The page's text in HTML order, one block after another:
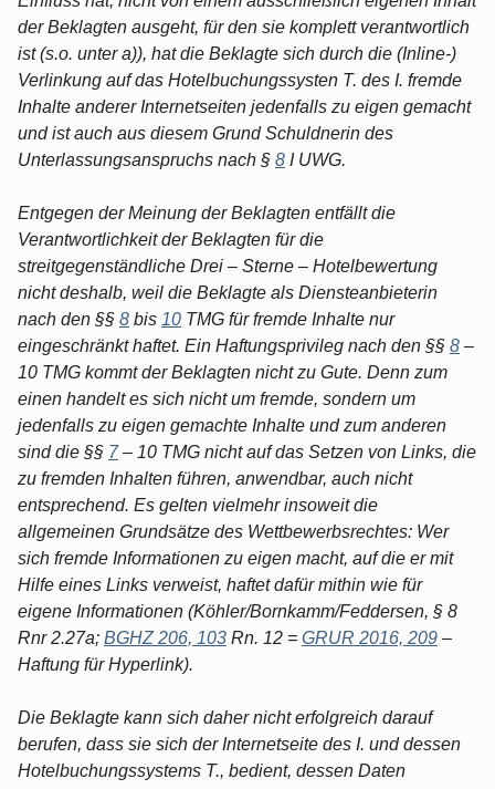
der Beklagten ausgeht, für den sie komplett verantwortlich
ist (s.o. unter a)), hat die Beklagte sich durch die (Inline-)
Verlinkung auf das Hotelbuchungssysten T. des I. fremde
Inhalte anderer Internetseiten jedenfalls zu eigen gemacht
und ist auch aus diesem Grund Schuldnerin des
Unterlassungsanspruchs nach § 8 I UWG.
Entgegen der Meinung der Beklagten entfällt die
Verantwortlichkeit der Beklagten für die
streitgegenständliche Drei – Sterne – Hotelbewertung
nicht deshalb, weil die Beklagte als Diensteanbieterin
nach den §§ 8 bis 10 TMG für fremde Inhalte nur
eingeschränkt haftet. Ein Haftungsprivileg nach den §§ 8 –
10 TMG kommt der Beklagten nicht zu Gute. Denn zum
einen handelt es sich nicht um fremde, sondern um
jedenfalls zu eigen gemachte Inhalte und zum anderen
sind die §§ 7– 10 TMG nicht auf das Setzen von Links, die
zu fremden Inhalten führen, anwendbar, auch nicht
entsprechend. Es gelten vielmehr insoweit die
allgemeinen Grundsätze des Wettbewerbsrechtes: Wer
sich fremde Informationen zu eigen macht, auf die er mit
Hilfe eines Links verweist, haftet dafür mithin wie für
eigene Informationen (Köhler/Bornkamm/Feddersen, § 8
Rnr 2.27a; BGHZ 206, 103 Rn. 12 = GRUR 2016, 209 –
Haftung für Hyperlink).
Die Beklagte kann sich daher nicht erfolgreich darauf
berufen, dass sie sich der Internetseite des I. und dessen
Hotelbuchungssystems T., bedient, dessen Daten